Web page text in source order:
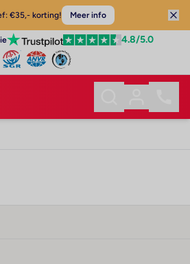
€35,- korting! Meer info
4.8/5.0